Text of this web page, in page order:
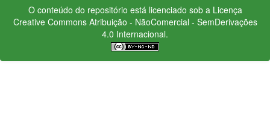
O conteúdo do repositório está licenciado sob a Licença
Creative CommonsAtribuição - NãoComercial - SemDerivações
4.0 Internacional.